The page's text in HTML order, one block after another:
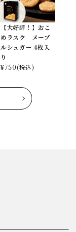
【大好評！】おこ
めラスク メープ
ルシュガー 4枚入
り
¥750(税込)